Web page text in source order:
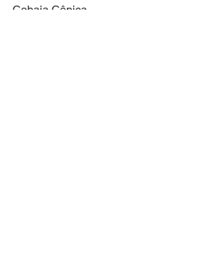
Cobaia Cênica